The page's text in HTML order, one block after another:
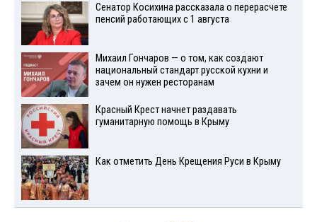
Сенатор Косихина рассказала о перерасчете
пенсий работающих с 1 августа
Михаил Гончаров — о том, как создают
национальный стандарт русской кухни и
зачем он нужен ресторанам
Красный Крест начнет раздавать
гуманитарную помощь в Крыму
Как отметить День Крещения Руси в Крыму